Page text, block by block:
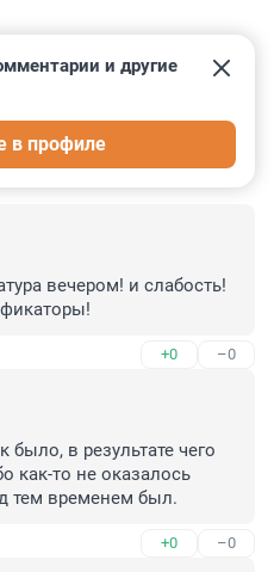
и другие
в профиле
вечером! и слабость!
+0 –0
в результате чего
как-то не оказалось
тем временем был.
+0 –0